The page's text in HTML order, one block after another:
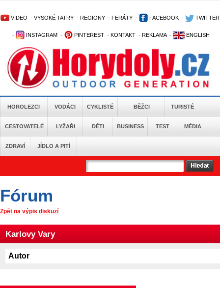
VIDEO - VYSOKÉ TATRY - REGIONY - FERÁTY - FACEBOOK - TWITTER
- INSTAGRAM - PINTEREST - KONTAKT - REKLAMA - ENGLISH
HOROLEZCI VODÁCI CYKLISTÉ BĚŽCI TURISTÉ
CESTOVATELÉ LYŽAŘI DĚTI BUSINESS TEST MÉDIA
ZDRAVÍ JÍDLO A PITÍ
Fórum
Zpět na výpis diskuzí
Karlovy Vary
Autor